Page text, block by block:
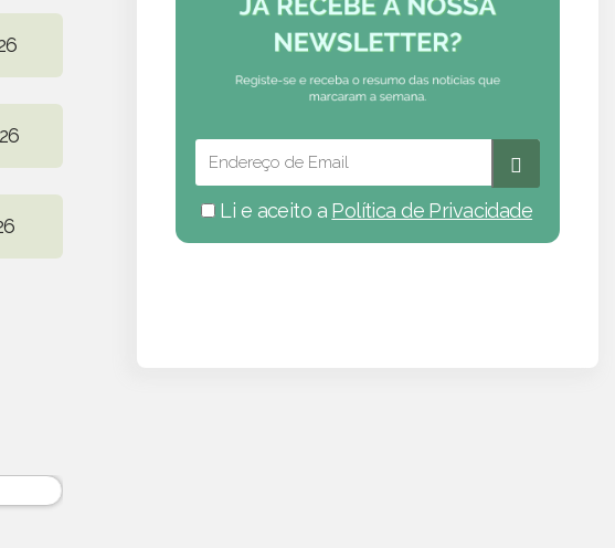
Li e aceito a Política de Privacidade